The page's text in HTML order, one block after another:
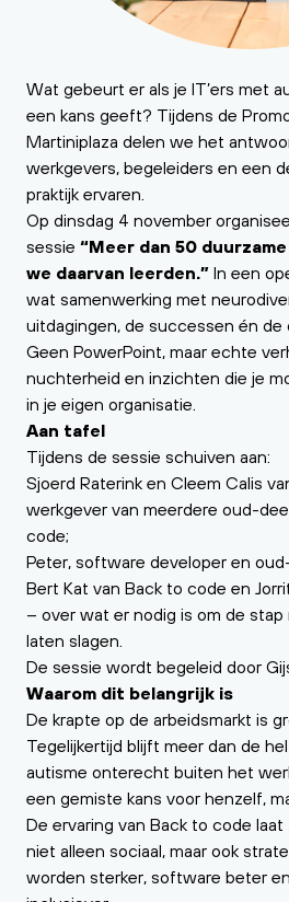
Wat gebeurt er als je IT’ers met
een kans geeft? Tijdens de
Martiniplaza delen we het
werkgevers, begeleiders en een
praktijk ervaren.
Op dinsdag 4 november
sessie “Meer dan 50
we daarvan leerden.” In een
wat samenwerking met
uitdagingen, de successen én
Geen PowerPoint, maar echte
nuchterheid en inzichten die je
in je eigen organisatie.
Aan tafel
Tijdens de sessie schuiven aan:
Sjoerd Raterink en Cleem Calis
werkgever van meerdere oud-
code;
Peter, software developer en
Bert Kat van Back to code en
– over wat er nodig is om de stap
laten slagen.
De sessie wordt begeleid door
Waarom dit belangrijk is
De krapte op de arbeidsmarkt is
Tegelijkertijd blijft meer dan de
autisme onterecht buiten het
een gemiste kans voor henzelf,
De ervaring van Back to code
niet alleen sociaal, maar ook
worden sterker, software beter